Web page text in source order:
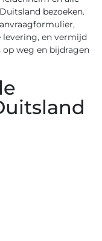
bezoeken.
,
levering, en vermijd
weg en bijdragen